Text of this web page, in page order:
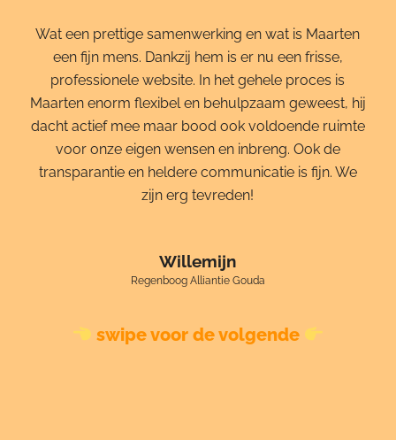
Wat een prettige samenwerking en wat is Maarten
een fijn mens. Dankzij hem is er nu een frisse,
professionele website. In het gehele proces is
Maarten enorm flexibel en behulpzaam geweest, hij
dacht actief mee maar bood ook voldoende ruimte
voor onze eigen wensen en inbreng. Ook de
transparantie en heldere communicatie is fijn. We
zijn erg tevreden!
Willemijn
Regenboog Alliantie Gouda
swipe voor de volgende